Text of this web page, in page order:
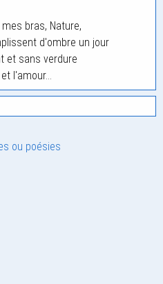
bras, Nature,
d'ombre un jour
et sans verdure
l'amour...
ou poésies